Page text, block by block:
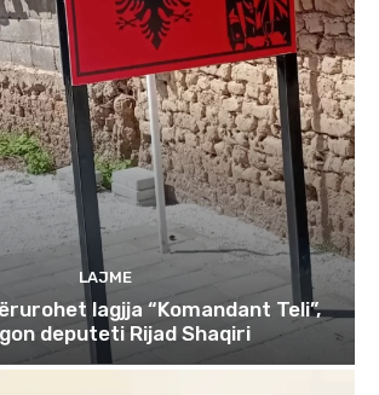
LAJME
lagjja “Komandant Teli”,
deputeti Rijad Shaqiri